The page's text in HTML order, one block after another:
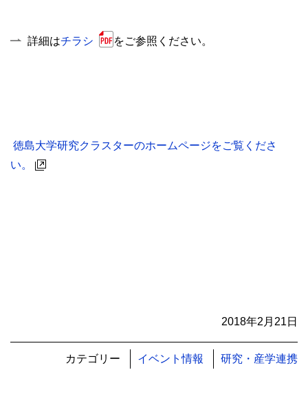
詳細はチラシ をご参照ください。
徳島大学研究クラスターのホームページをご覧くださ
い。
2018年2月21日
カテゴリー イベント情報 研究・産学連携